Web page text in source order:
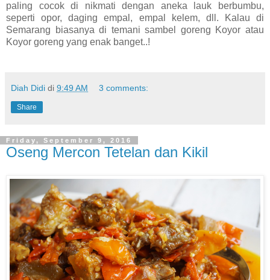
paling cocok di nikmati dengan aneka lauk berbumbu,
seperti opor, daging empal, empal kelem, dll. Kalau di
Semarang biasanya di temani sambel goreng Koyor atau
Koyor goreng yang enak banget..!
Diah Didi di 9:49 AM 3 comments:
Share
Friday, September 9, 2016
Oseng Mercon Tetelan dan Kikil